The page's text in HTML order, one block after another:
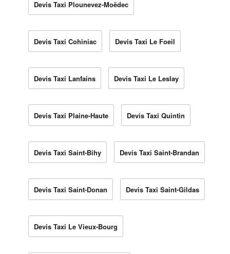
Devis Taxi Plounevez-Moëdec
Devis Taxi Cohiniac Devis Taxi Le Foeil
Devis Taxi Lanfains Devis Taxi Le Leslay
Devis Taxi Plaine-Haute Devis Taxi Quintin
Devis Taxi Saint-Bihy Devis Taxi Saint-Brandan
Devis Taxi Saint-Donan Devis Taxi Saint-Gildas
Devis Taxi Le Vieux-Bourg